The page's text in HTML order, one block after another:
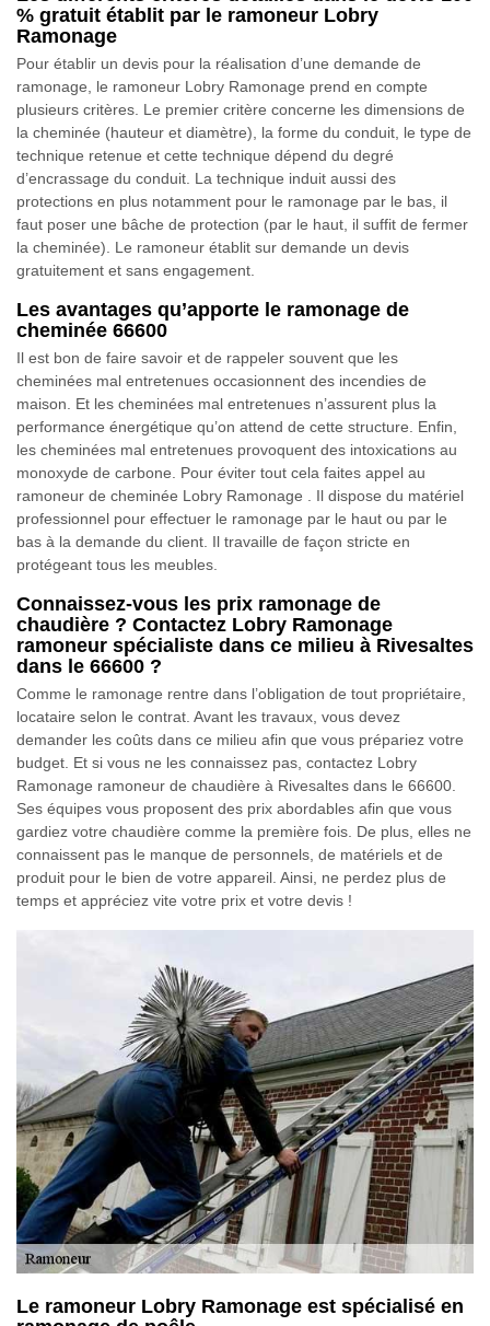
% gratuit établit par le ramoneur Lobry
Ramonage
Pour établir un devis pour la réalisation d’une demande de
ramonage, le ramoneur Lobry Ramonage prend en compte
plusieurs critères. Le premier critère concerne les dimensions de
la cheminée (hauteur et diamètre), la forme du conduit, le type de
technique retenue et cette technique dépend du degré
d’encrassage du conduit. La technique induit aussi des
protections en plus notamment pour le ramonage par le bas, il
faut poser une bâche de protection (par le haut, il suffit de fermer
la cheminée). Le ramoneur établit sur demande un devis
gratuitement et sans engagement.
Les avantages qu’apporte le ramonage de
cheminée 66600
Il est bon de faire savoir et de rappeler souvent que les
cheminées mal entretenues occasionnent des incendies de
maison. Et les cheminées mal entretenues n’assurent plus la
performance énergétique qu’on attend de cette structure. Enfin,
les cheminées mal entretenues provoquent des intoxications au
monoxyde de carbone. Pour éviter tout cela faites appel au
ramoneur de cheminée Lobry Ramonage . Il dispose du matériel
professionnel pour effectuer le ramonage par le haut ou par le
bas à la demande du client. Il travaille de façon stricte en
protégeant tous les meubles.
Connaissez-vous les prix ramonage de
chaudière ? Contactez Lobry Ramonage
ramoneur spécialiste dans ce milieu à Rivesaltes
dans le 66600 ?
Comme le ramonage rentre dans l’obligation de tout propriétaire,
locataire selon le contrat. Avant les travaux, vous devez
demander les coûts dans ce milieu afin que vous prépariez votre
budget. Et si vous ne les connaissez pas, contactez Lobry
Ramonage ramoneur de chaudière à Rivesaltes dans le 66600.
Ses équipes vous proposent des prix abordables afin que vous
gardiez votre chaudière comme la première fois. De plus, elles ne
connaissent pas le manque de personnels, de matériels et de
produit pour le bien de votre appareil. Ainsi, ne perdez plus de
temps et appréciez vite votre prix et votre devis !
Le ramoneur Lobry Ramonage est spécialisé en